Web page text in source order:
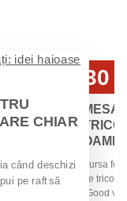
CHIAR
când deschizi
pe raft să
30
Sursa
de
„Good